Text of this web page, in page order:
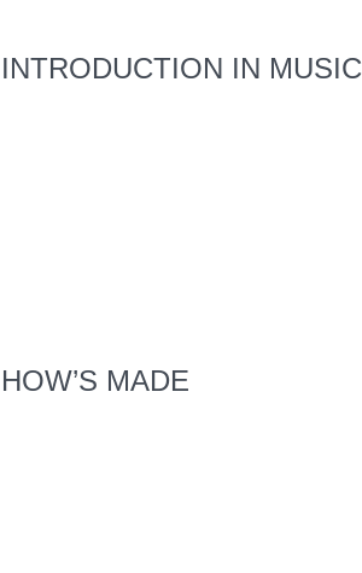
INTRODUCTION IN MUSIC
HOW’S MADE